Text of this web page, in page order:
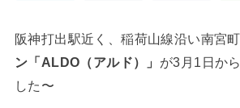
阪神打出駅近く、稲荷山線沿い南宮
ン「ALDO（アルド）」 が3月1日か
した〜